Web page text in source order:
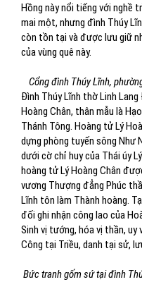
Hồng này nổi tiếng với nghề
mai một, nhưng đình Thúy
còn tồn tại và được lưu giữ
của vùng quê này.
Cổng đình Thúy Lĩnh,
Đình Thúy Lĩnh thờ Linh
Hoàng Chân, thân mẫu là
Thánh Tông. Hoàng tử Lý
dựng phòng tuyến sông Như
dưới cờ chỉ huy của Thái úy
hoàng tử Lý Hoàng Chân
vương Thượng đẳng Phúc
Lĩnh tôn làm Thành hoàng.
đối ghi nhận công lao của
Sinh vị tướng, hóa vị thần, uy
Công tại Triều, danh tại sử,
Bức tranh gốm sứ tại đình